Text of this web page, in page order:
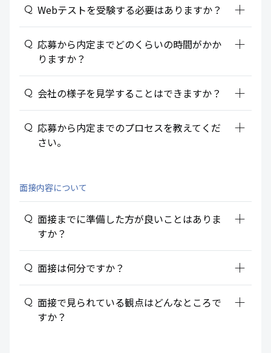
Webテストを受験する必要はありますか？ add_2
応募から内定までどのくらいの時間がかか
りますか？
add_2
会社の様子を見学することはできますか？ add_2
応募から内定までのプロセスを教えてくだ
さい。
add_2
面接内容について
面接までに準備した方が良いことはありま
すか？
add_2
面接は何分ですか？ add_2
面接で見られている観点はどんなところで
すか？
add_2